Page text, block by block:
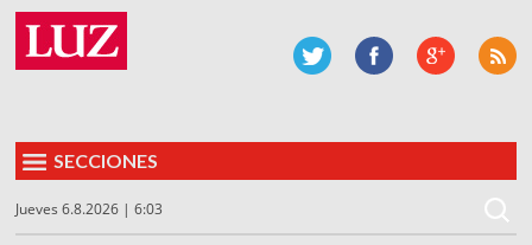
SECCIONES
Jueves 6.8.2026 | 6:03